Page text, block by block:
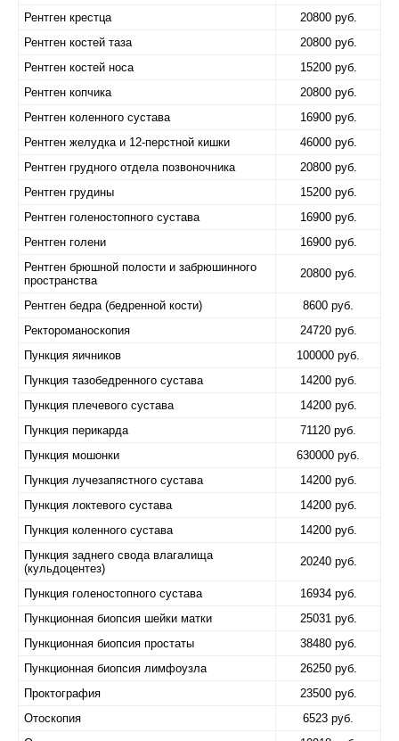
Рентген крестца
20800 руб.
Рентген костей таза
20800 руб.
Рентген костей носа
15200 руб.
Рентген копчика
20800 руб.
Рентген коленного сустава
16900 руб.
Рентген желудка и 12-перстной кишки
46000 руб.
Рентген грудного отдела позвоночника
20800 руб.
Рентген грудины
15200 руб.
Рентген голеностопного сустава
16900 руб.
Рентген голени
16900 руб.
Рентген брюшной полости и забрюшинного
пространства
20800 руб.
Рентген бедра (бедренной кости)
8600 руб.
Ректороманоскопия
24720 руб.
Пункция яичников
100000 руб.
Пункция тазобедренного сустава
14200 руб.
Пункция плечевого сустава
14200 руб.
Пункция перикарда
71120 руб.
Пункция мошонки
630000 руб.
Пункция лучезапястного сустава
14200 руб.
Пункция локтевого сустава
14200 руб.
Пункция коленного сустава
14200 руб.
Пункция заднего свода влагалища
(кульдоцентез)
20240 руб.
Пункция голеностопного сустава
16934 руб.
Пункционная биопсия шейки матки
25031 руб.
Пункционная биопсия простаты
38480 руб.
Пункционная биопсия лимфоузла
26250 руб.
Проктография
23500 руб.
Отоскопия
6523 руб.